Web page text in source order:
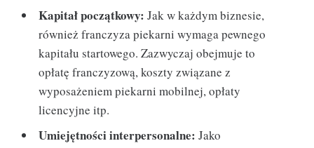
Kapitał początkowy: Jak w każdym biznesie,
również franczyza piekarni wymaga pewnego
kapitału startowego. Zazwyczaj obejmuje to
opłatę franczyzową, koszty związane z
wyposażeniem piekarni mobilnej, opłaty
licencyjne itp.
Umiejętności interpersonalne: Jako